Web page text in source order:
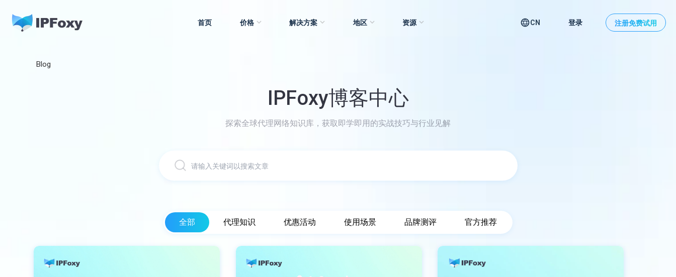
首页 价格 解决方案 地区 资源 CN 登录 注册免费试用
Blog
IPFoxy博客中心
探索全球代理网络知识库，获取即学即用的实战技巧与行业见解
全部 代理知识 优惠活动 使用场景 品牌测评 官方推荐